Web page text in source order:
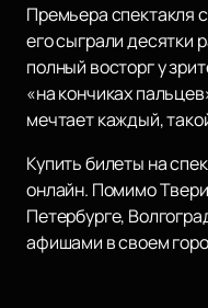
Премьера спектакля
его сыграли десятки
полный восторг у
«на кончиках
мечтает каждый,
Купить билеты на
онлайн. Помимо
Петербурге,
афишами в своем